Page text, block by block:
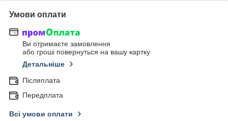
Умови оплати
Ви отримаєте замовлення
або гроші повернуться на вашу картку
Детальніше
Післяплата
Передплата
Всі умови оплати